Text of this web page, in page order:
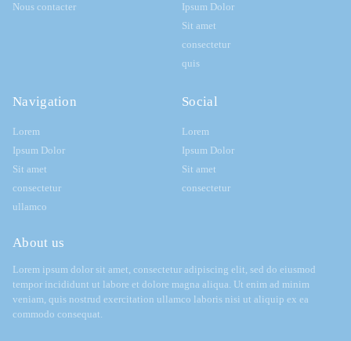
Nous contacter
Ipsum Dolor
Sit amet
consectetur
quis
Navigation
Lorem
Ipsum Dolor
Sit amet
consectetur
ullamco
Social
Lorem
Ipsum Dolor
Sit amet
consectetur
About us
Lorem ipsum dolor sit amet, consectetur adipiscing elit, sed do eiusmod
tempor incididunt ut labore et dolore magna aliqua. Ut enim ad minim
veniam, quis nostrud exercitation ullamco laboris nisi ut aliquip ex ea
commodo consequat.